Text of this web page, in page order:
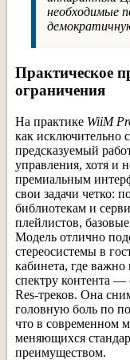
необходимые
Практическое
ограничения
На практике WiiM
как исключительно
предсказуемый
управления, хотя и
премиальным
свои задачи четко:
библиотекам и
плейлистов,
Модель отлично
стереосистемы в
кабинета, где важно
спектру контента —
Res-треков. Она
головную боль по
что в современном
меняющихся
преимуществом.